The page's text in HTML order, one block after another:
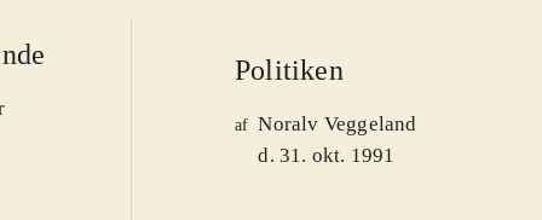
Politiken
af Noralv Veggeland
d. 31. okt. 1991